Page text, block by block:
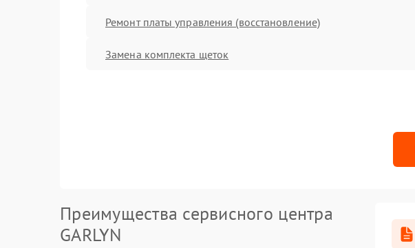
Ремонт платы управления (восстановление)
Замена комплекта щеток
Преимущества сервисного центра
GARLYN